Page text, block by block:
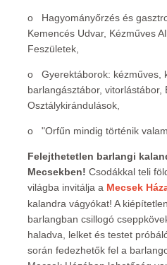
o Hagyományőrzés és
Kemencés Udvar, Kézműves
Feszületek,
o Gyerektáborok: kézműves,
barlangásztábor, vitorlástábor,
Osztálykirándulások,
o "Orfűn mindig történik
Felejthetetlen barlangi
Mecsekben! Csodákkal teli
világba invitálja a Mecsek
kalandra vágyókat! A
barlangban csillogó
haladva, lelket és testet
során fedezhetők fel a